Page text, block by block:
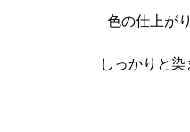
色の仕上が
しっかりと染